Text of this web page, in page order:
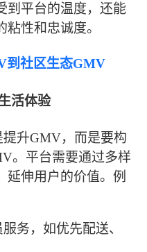
到平台的温度，还能
性和忠诚度。
到社区生态GMV
活体验
提升GMV，而是要构
。平台需要通过多样
延伸用户的价值。例
务，如优先配送、